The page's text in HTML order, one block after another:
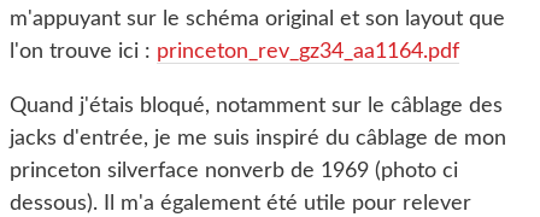
m'appuyant sur le schéma original et son layout que
l'on trouve ici : princeton_rev_gz34_aa1164.pdf
Quand j'étais bloqué, notamment sur le câblage des
jacks d'entrée, je me suis inspiré du câblage de mon
princeton silverface nonverb de 1969 (photo ci
dessous). Il m'a également été utile pour relever